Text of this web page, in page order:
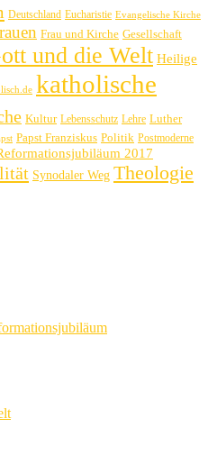
Deutschland Eucharistie Evangelische Kirche
Frau und Kirche Gesellschaft
und die Welt Heilige
katholische
Kultur Lebensschutz Lehre Luther
Papst Franziskus Politik Postmoderne
2017
Synodaler Weg Theologie